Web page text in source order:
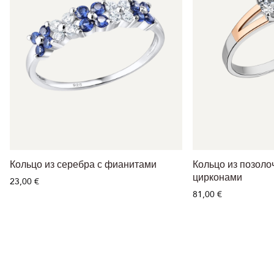
Кольцо из серебра с фианитами
23,00 €
Кольцо из
цирконами
81,00 €